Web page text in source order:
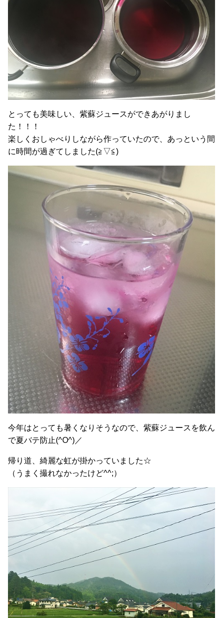
とっても美味しい、紫蘇ジュースができあがりまし
た！！！
楽しくおしゃべりしながら作っていたので、あっという間
に時間が過ぎてしました(≧▽≦)
今年はとっても暑くなりそうなので、紫蘇ジュースを飲ん
で夏バテ防止(^O^)／
帰り道、綺麗な虹が掛かっていました☆
（うまく撮れなかったけど^^;）